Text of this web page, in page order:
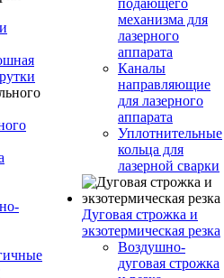
подающего
механизма для
лазерного
аппарата
Каналы
направляющие
для лазерного
аппарата
Уплотнительные
кольца для
лазерной сварки
Дуговая строжка и
экзотермическая резка
Воздушно-
дуговая строжка